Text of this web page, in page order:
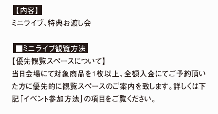
2026. 07. 29
5th Anniversary LIVE「harmoe Ranking!!」
＆ canvas session 〜5th Anniversary
Special〜 グッズ事後通販 決定！
2026. 29
【内容】
ミニライブ、特典お渡し会
■ミニライブ観覧方法
【優先観覧スペースについて】
当日会場にて対象商品を1枚以上、全額入金にてご予約頂い
た方に優先的に観覧スペースのご案内を致します。詳しくは下
記「イベント参加方法」の項目をご覧ください。